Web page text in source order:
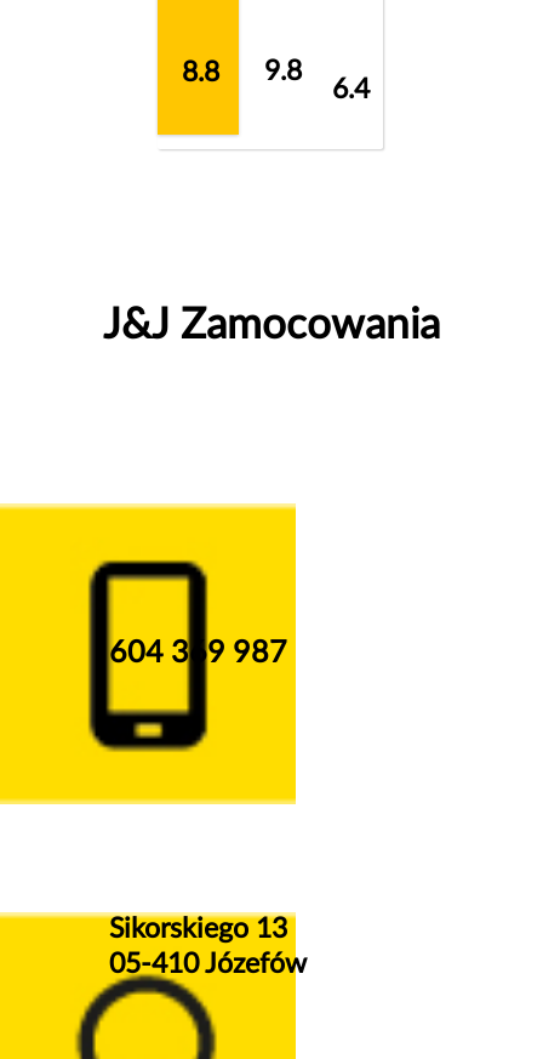
8.8 9.8
6.4
J&J Zamocowania
604 369 987
Sikorskiego 13
05-410 Józefów